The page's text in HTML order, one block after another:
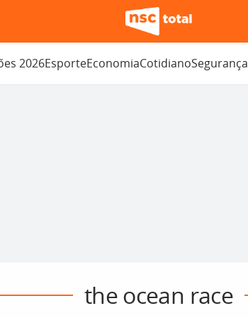
2026EsporteEconomiaCotidianoSegurança
the ocean race